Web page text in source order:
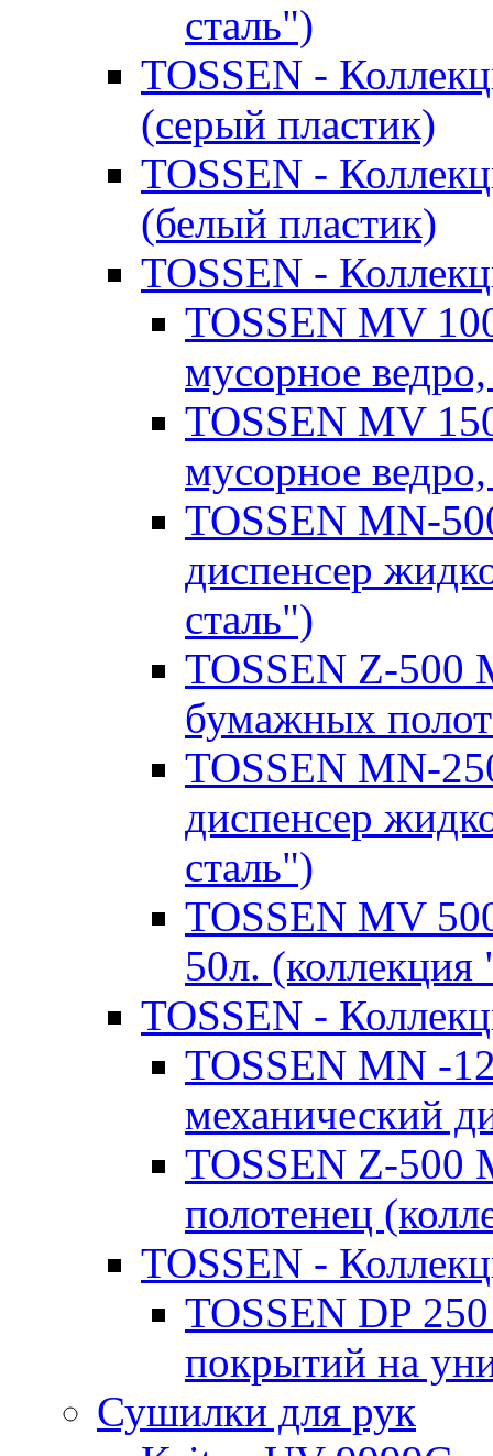
сталь")
TOSSEN -
(серый пластик)
TOSSEN -
(белый пластик)
TOSSEN -
TOSSEN MV
мусорное
TOSSEN MV
мусорное
TOSSEN MN-
диспенсер
сталь")
TOSSEN Z-500
бумажных
TOSSEN MN-
диспенсер
сталь")
TOSSEN MV
50л. (коллекция
TOSSEN -
TOSSEN MN -
механический
TOSSEN Z-500
полотенец
TOSSEN -
TOSSEN DP
покрытий на
Сушилки для рук